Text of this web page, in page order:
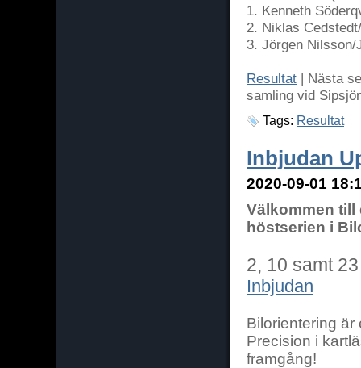
1. Kenneth
2. Niklas
3. Jörgen Nilsson/
Resultat | Nästa
samling vid
Tags: Resultat
Inbjudan
2020-09-01
Välkommen till
höstserien i
2, 10 samt
Inbjudan
Bilorientering är
Precision i
framgång!